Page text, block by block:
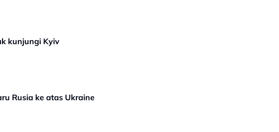
kunjungi Kyiv
Rusia ke atas Ukraine